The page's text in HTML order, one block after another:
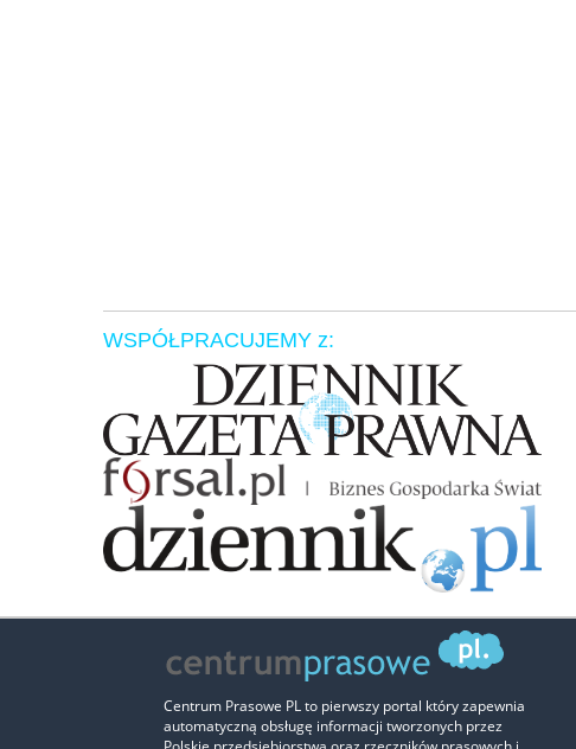
WSPÓŁPRACUJEMY z:
Centrum Prasowe PL to pierwszy portal który zapewnia
automatyczną obsługę informacji tworzonych przez